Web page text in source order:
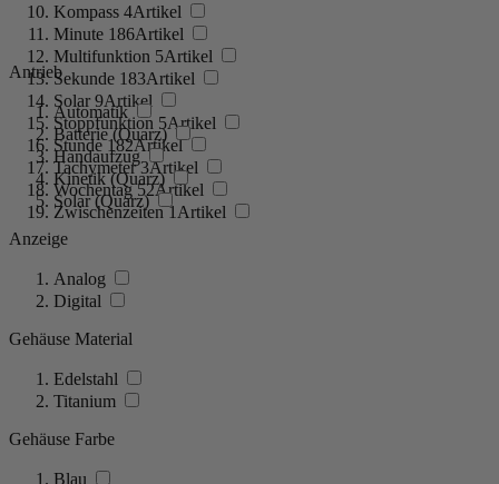
Kompass 4Artikel
Minute 186Artikel
Multifunktion 5Artikel
Sekunde 183Artikel
Solar 9Artikel
Stoppfunktion 5Artikel
Stunde 182Artikel
Tachymeter 3Artikel
Wochentag 52Artikel
Zwischenzeiten 1 Artikel
Antrieb
Automatik
Batterie (Quarz)
Handaufzug
Kinetik (Quarz)
Solar (Quarz)
Anzeige
Analog
Digital
Gehäuse Material
Edelstahl
Titanium
Gehäuse Farbe
Blau